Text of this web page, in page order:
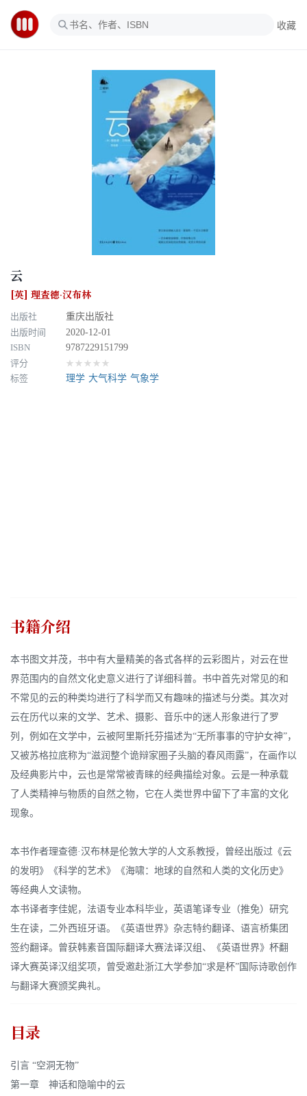
收藏
云
[英] 理查德·汉布林
出版社
重庆出版社
出版时间
2020-12-01
ISBN
9787229151799
评分
★★★★★
标签 理学 大气科学 气象学
书籍介绍
本书图文并茂，书中有大量精美的各式各样的云彩图片，对云在世
界范围内的自然文化史意义进行了详细科普。书中首先对常见的和
不常见的云的种类均进行了科学而又有趣味的描述与分类。其次对
云在历代以来的文学、艺术、摄影、音乐中的迷人形象进行了罗
列，例如在文学中，云被阿里斯托芬描述为“无所事事的守护女神”，
又被苏格拉底称为“滋润整个诡辩家圈子头脑的春风雨露”，在画作以
及经典影片中，云也是常常被青睐的经典描绘对象。云是一种承载
了人类精神与物质的自然之物，它在人类世界中留下了丰富的文化
现象。
本书作者理查德·汉布林是伦敦大学的人文系教授，曾经出版过《云
的发明》《科学的艺术》《海啸：地球的自然和人类的文化历史》
等经典人文读物。
本书译者李佳妮，法语专业本科毕业，英语笔译专业（推免）研究
生在读，二外西班牙语。《英语世界》杂志特约翻译、语言桥集团
签约翻译。曾获韩素音国际翻译大赛法译汉组、《英语世界》杯翻
译大赛英译汉组奖项，曾受邀赴浙江大学参加“求是杯”国际诗歌创作
与翻译大赛颁奖典礼。
目录
引言 “空洞无物”
第一章 神话和隐喻中的云